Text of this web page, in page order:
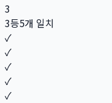
3
3등5개 일치
✓
✓
✓
✓
✓